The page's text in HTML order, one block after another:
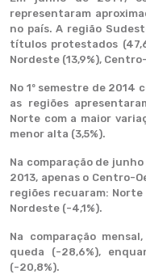
representaram
no país. A região
títulos protestados
Nordeste (13,9%),
No 1º semestre de 2014
as regiões
Norte com a maior
menor alta (3,5%).
Na comparação de
2013, apenas o Centro-
regiões recuaram: Norte
Nordeste (-4,1%).
Na comparação
queda (-28,6%),
(-20,8%).